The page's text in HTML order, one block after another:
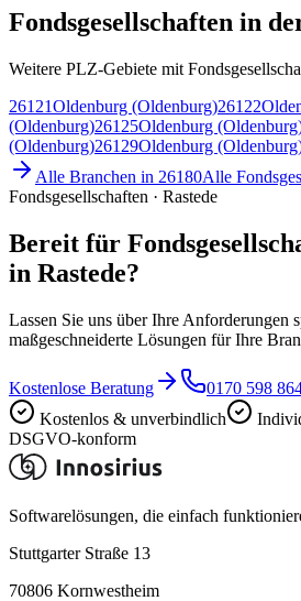
Fondsgesellschaften in
Weitere PLZ-Gebiete mit
26121Oldenburg (Oldenburg)26122
(Oldenburg)26125Oldenburg
(Oldenburg)26129Oldenburg
Alle Branchen in 26180Alle
Fondsgesellschaften · Rastede
Bereit für
in Rastede?
Lassen Sie uns über Ihre Anforderungen
maßgeschneiderte Lösungen für Ihre
Kostenlose Beratung
0170 598
Kostenlos & unverbindlich
DSGVO-konform
Softwarelösungen, die einfach
Stuttgarter Straße 13
70806 Kornwestheim